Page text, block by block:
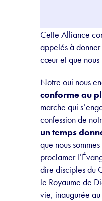
Cette Alliance
appelés à
cœur et que nous
Notre oui nous
conforme au
marche qui
confession de
un temps
que nous
proclamer
dire disciples du
le Royaume de
vie, inaugurée